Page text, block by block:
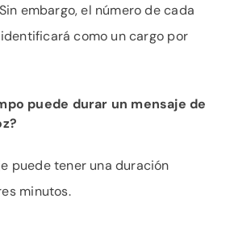
embargo, el número de cada
como un cargo por
puede durar un mensaje de
puede tener una duración
minutos.